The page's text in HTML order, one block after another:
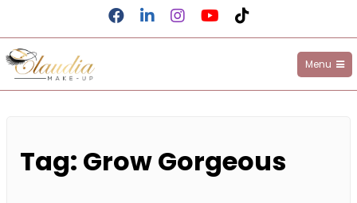
contenuto
Facebook
LinkedInInstagram
YouTubeTikTok
Claudia Make-up
Menu
Tag: Grow Gorgeous